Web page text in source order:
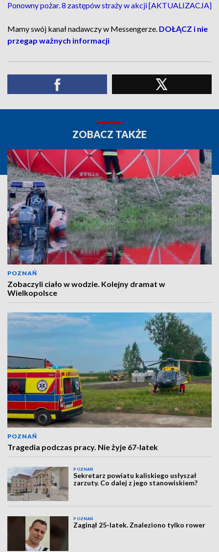
Ponowny pożar. 8 zastępów straży w akcji [AKTUALIZACJA]
Mamy swój kanał nadawczy w Messengerze. DOŁĄCZ i nie
przegap ważnych informacji
ZOBACZ TAKŻE
POZNAŃ
Zobaczyli ciało w wodzie. Kolejny dramat w
Wielkopolsce
POZNAŃ
Tragedia podczas pracy. Nie żyje 67-latek
POZNAŃ
Sekretarz powiatu kaliskiego usłyszał
zarzuty. Co dalej z jego stanowiskiem?
POZNAŃ
Zaginął 25-latek. Znaleziono tylko rower